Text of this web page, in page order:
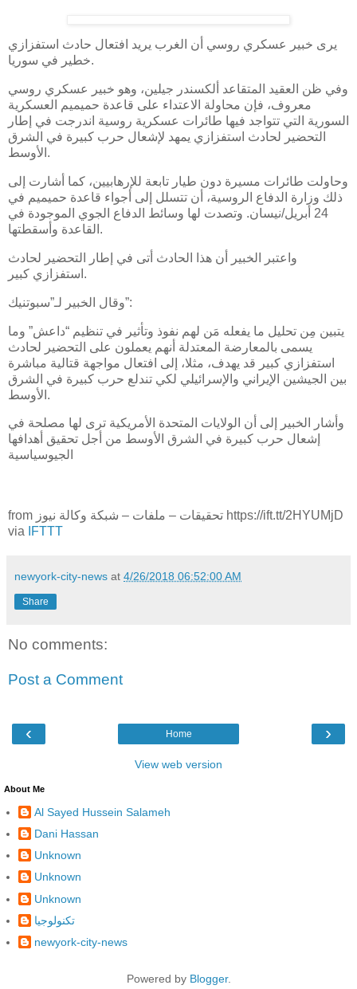
يرى خبير عسكري روسي أن الغرب يريد افتعال حادث استفزازي
خطير في سوريا.
وفي ظن العقيد المتقاعد ألكسندر جيلين، وهو خبير عسكري روسي
معروف، فإن محاولة الاعتداء على قاعدة حميميم العسكرية
السورية التي تتواجد فيها طائرات عسكرية روسية اندرجت في إطار
التحضير لحادث استفزازي يمهد لإشعال حرب كبيرة في الشرق
الأوسط.
وحاولت طائرات مسيرة دون طيار تابعة للإرهابيين، كما أشارت إلى
ذلك وزارة الدفاع الروسية، أن تتسلل إلى أجواء قاعدة حميميم في
24 أبريل/نيسان. وتصدت لها وسائط الدفاع الجوي الموجودة في
القاعدة وأسقطتها.
واعتبر الخبير أن هذا الحادث أتى في إطار التحضير لحادث
استفزازي كبير.
وقال الخبير لـ”سبوتنيك”:
يتبين مِن تحليل ما يفعله مَن لهم نفوذ وتأثير في تنظيم “داعش” وما
يسمى بالمعارضة المعتدلة أنهم يعملون على التحضير لحادث
استفزازي كبير قد يهدف، مثلا، إلى افتعال مواجهة قتالية مباشرة
بين الجيشين الإيراني والإسرائيلي لكي تندلع حرب كبيرة في الشرق
الأوسط.
وأشار الخبير إلى أن الولايات المتحدة الأمريكية ترى لها مصلحة في
إشعال حرب كبيرة في الشرق الأوسط من أجل تحقيق أهدافها
الجيوسياسية
from تحقيقات – ملفات – شبكة وكالة نيوز https://ift.tt/2HYUMjD
via
IFTTT
newyork-city-news at 4/26/2018 06:52:00 AM
Share
No comments:
Post a Comment
‹ ›
Home
View web version
About Me
Al Sayed Hussein Salameh
Dani Hassan
Unknown
Unknown
Unknown
تكنولوجيا
newyork-city-news
Powered by Blogger.